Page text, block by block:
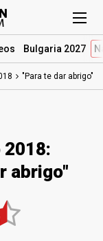
Bulgaria 2027
"Para te dar abrigo"
2018:
abrigo"